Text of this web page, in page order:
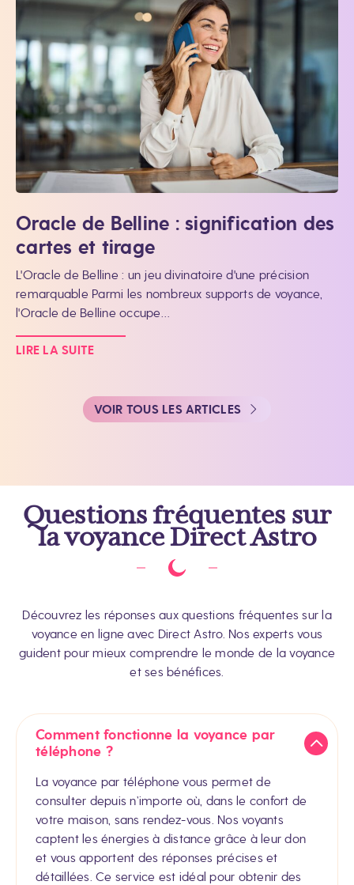
Oracle de Belline : signification des
cartes et tirage
L'Oracle de Belline : un jeu divinatoire d'une précision
remarquable Parmi les nombreux supports de voyance,
l'Oracle de Belline occupe…
LIRE LA SUITE
VOIR TOUS LES ARTICLES
Questions fréquentes sur
la voyance Direct Astro
Découvrez les réponses aux questions fréquentes sur la
voyance en ligne avec Direct Astro. Nos experts vous
guident pour mieux comprendre le monde de la voyance
et ses bénéfices.
Comment fonctionne la voyance par
téléphone ?
La voyance par téléphone vous permet de
consulter depuis n’importe où, dans le confort de
votre maison, sans rendez-vous. Nos voyants
captent les énergies à distance grâce à leur don
et vous apportent des réponses précises et
détaillées. Ce service est idéal pour obtenir des